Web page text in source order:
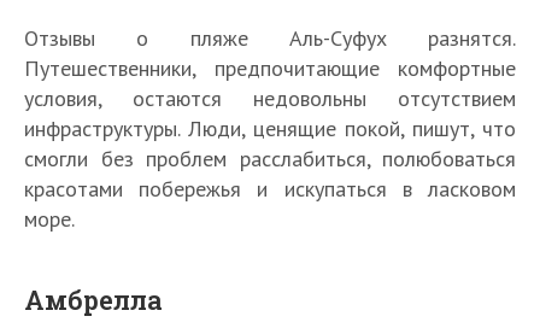
Отзывы о пляже Аль-Суфух разнятся.
Путешественники, предпочитающие комфортные
условия, остаются недовольны отсутствием
инфраструктуры. Люди, ценящие покой, пишут, что
смогли без проблем расслабиться, полюбоваться
красотами побережья и искупаться в ласковом
море.
Амбрелла